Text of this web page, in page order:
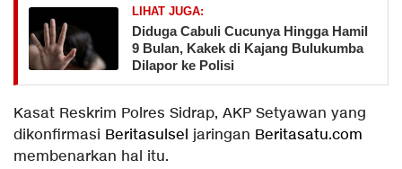
LIHAT JUGA:
Diduga Cabuli Cucunya Hingga Hamil
9 Bulan, Kakek di Kajang Bulukumba
Dilapor ke Polisi
Kasat Reskrim Polres Sidrap, AKP Setyawan yang
dikonfirmasi Beritasulsel jaringan Beritasatu.com
membenarkan hal itu.